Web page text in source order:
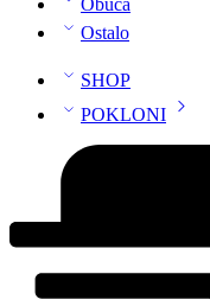
Obuća
Ostalo
SHOP
POKLONI